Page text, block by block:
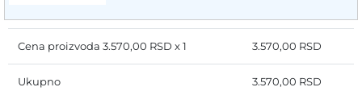
Cena proizvoda 3.570,00 RSD x 1 3.570,00 RSD
Ukupno 3.570,00 RSD